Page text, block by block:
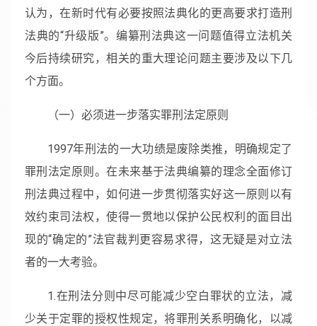
认为，在新时代有必要按照法典化的更高要求打造刑
法典的“升级版”。编纂刑法典这一问题值得立法机关
今后持续研究，相关的重大理论问题主要涉及以下几
个方面。
（一）必须进一步落实罪刑法定原则
1997年刑法的一大功绩是废除类推，明确规定了
罪刑法定原则。在未来基于法典编纂的理念全面修订
刑法典过程中，如何进一步贯彻落实好这一原则以有
效约束司法权，使得一贯地以保护公民权利的面目出
现的“确定的”法官裁判更容易求得，这无疑是对立法
者的一大考验。
1.在刑法分则中尽可能减少空白罪状的立法，减
少关于定罪的授权性规定，将罪刑关系明确化，以减